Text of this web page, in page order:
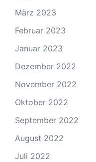
März 2023
Februar 2023
Januar 2023
Dezember 2022
November 2022
Oktober 2022
September 2022
August 2022
Juli 2022